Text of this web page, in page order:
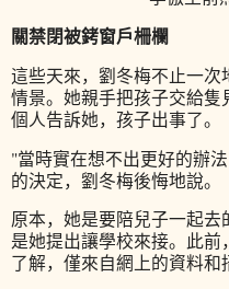
關禁閉被銬窗戶柵欄
這些天來，劉冬梅不止一
情景。她親手把孩子交給
個人告訴她，孩子出事了。
"當時實在想不出更好的辦
的決定，劉冬梅後悔地說。
原本，她是要陪兒子一起
是她提出讓學校來接。此
了解，僅來自網上的資料和